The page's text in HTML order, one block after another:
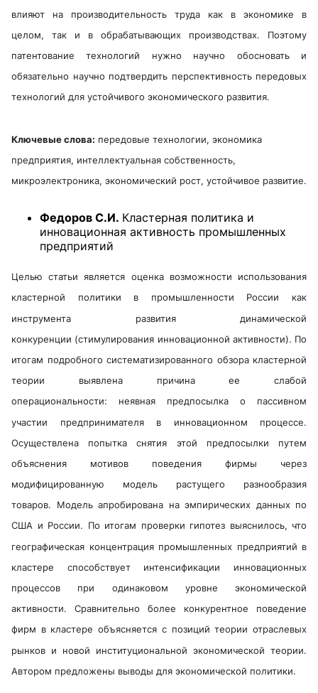
влияют на производительность труда как в экономике в
целом, так и в обрабатывающих производствах. Поэтому
патентование технологий нужно научно обосновать и
обязательно научно подтвердить перспективность передовых
технологий для устойчивого экономического развития.
Ключевые слова: передовые технологии, экономика
предприятия, интеллектуальная собственность,
микроэлектроника, экономический рост, устойчивое развитие.
Федоров С.И. Кластерная политика и
инновационная активность промышленных
предприятий
Целью статьи является оценка возможности использования
кластерной политики в промышленности России как
инструмента развития динамической
конкуренции (стимулирования инновационной активности). По
итогам подробного систематизированного обзора кластерной
теории выявлена причина ее слабой
операциональности: неявная предпосылка о пассивном
участии предпринимателя в инновационном процессе.
Осуществлена попытка снятия этой предпосылки путем
объяснения мотивов поведения фирмы через
модифицированную модель растущего разнообразия
товаров. Модель апробирована на эмпирических данных по
США и России. По итогам проверки гипотез выяснилось, что
географическая концентрация промышленных предприятий в
кластере способствует интенсификации инновационных
процессов при одинаковом уровне экономической
активности. Сравнительно более конкурентное поведение
фирм в кластере объясняется с позиций теории отраслевых
рынков и новой институциональной экономической теории.
Автором предложены выводы для экономической политики.